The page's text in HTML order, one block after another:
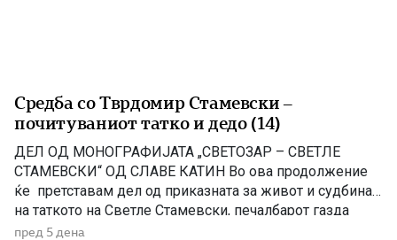
Средба со Тврдомир Стамевски –
почитуваниот татко и дедо (14)
ДЕЛ ОД МОНОГРАФИЈАТА „СВЕТОЗАР – СВЕТЛЕ
СТАМЕВСКИ“ ОД СЛАВЕ КАТИН Во ова продолжение
ќе претставам дел од приказната за живот и судбина
на таткото на Светле Стамевски, печалбарот газда
Тврдомир (денес покоен), кој беше вистинска легенда,
пред 5 дена